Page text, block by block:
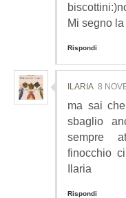
Mi segno
Rispondi
ILARIA 8
ma sai
sbaglio
sempre
finocchio
Ilaria
Rispondi